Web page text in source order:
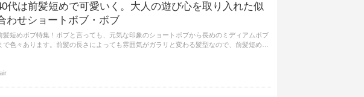
代は前髪短めで可愛いく。大人の遊び心を取り入れた似
わせショートボブ・ボブ
髪短めボブ特集！ボブと言っても、元気な印象のショートボブから長めのミディアムボブ
で色々あります。前髪の長さによっても雰囲気がガラリと変わる髪型なので、前髪短めの